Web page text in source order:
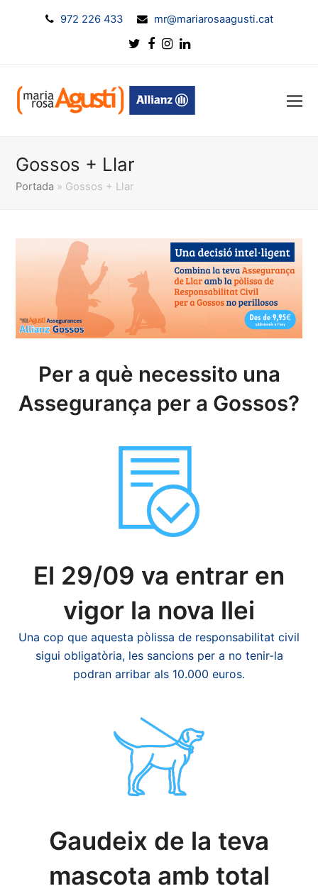
972 226 433 mr@mariarosaagusti.cat
Twitter
Facebook
Instagram
LinkedIn
Gossos + Llar
Portada » Gossos + Llar
Per a què necessito una
Assegurança per a Gossos?
El 29/09 va entrar en
vigor la nova llei
Una cop que aquesta pòlissa de responsabilitat civil
sigui obligatòria, les sancions per a no tenir-la
podran arribar als 10.000 euros.
Gaudeix de la teva
mascota amb total